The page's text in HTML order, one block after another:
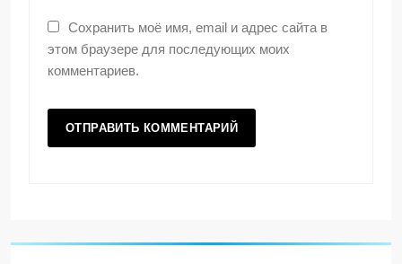
Сохранить моё имя, email и адрес сайта в
этом браузере для последующих моих
комментариев.